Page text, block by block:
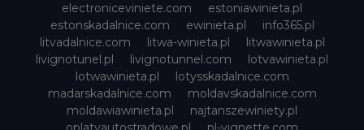
electroniceviniete.com
estoniawinieta.pl
estonskadalnice.com
ewinieta.pl
info365.pl
litvadalnice.com
litwa-winieta.pl
litwawinieta.pl
livignotunel.pl
livignotunnel.com
lotvawinieta.pl
lotwawinieta.pl
lotysskadalnice.com
madarskadalnice.com
moldavskadalnice.com
moldawiawinieta.pl
najtanszewiniety.pl